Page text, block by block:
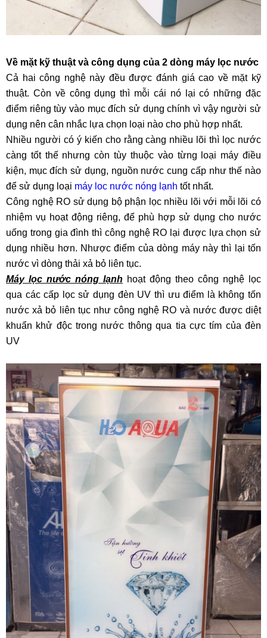
Về mặt kỹ thuật và công dụng của 2 dòng máy lọc nước
Cả hai công nghệ này đều được đánh giá cao về mặt kỹ
thuật. Còn về công dụng thì mỗi cái nó lại có những đặc
điểm riêng tùy vào mục đích sử dụng chính vì vậy người sử
dụng nên cân nhắc lựa chọn loại nào cho phù hợp nhất.
Nhiều người có ý kiến cho rằng càng nhiều lõi thì lọc nước
càng tốt thế nhưng còn tùy thuộc vào từng loại máy điều
kiện, mục đích sử dụng, nguồn nước cung cấp như thế nào
để sử dụng loại máy loc nước nóng lạnh tốt nhất.
Công nghệ RO sử dụng bộ phận lọc nhiều lõi với mỗi lõi có
nhiệm vụ hoạt động riêng, để phù hợp sử dụng cho nước
uống trong gia đình thì công nghệ RO lại được lựa chọn sử
dụng nhiều hơn. Nhược điểm của dòng máy này thì lại tốn
nước vì dòng thải xả bỏ liên tục.
Máy lọc nước nóng lạnh hoạt động theo công nghệ lọc
qua các cấp lọc sử dụng đèn UV thì ưu điểm là không tốn
nước xả bỏ liên tục như công nghệ RO và nước được diệt
khuẩn khử độc trong nước thông qua tia cực tím của đèn
UV